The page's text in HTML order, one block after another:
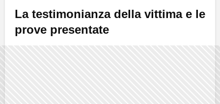
La testimonianza della vittima e le
prove presentate